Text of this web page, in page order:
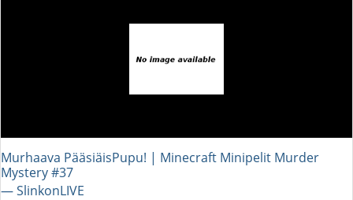
Murhaava PääsiäisPupu! | Minecraft Minipelit Murder
Mystery #37
― SlinkonLIVE